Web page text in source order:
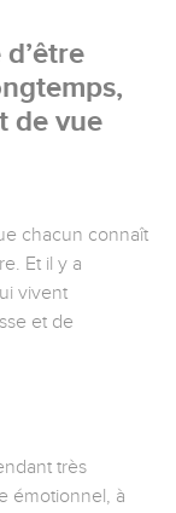
de vue
chacun connaît
Et il y a
vivent
et de
très
émotionnel, à